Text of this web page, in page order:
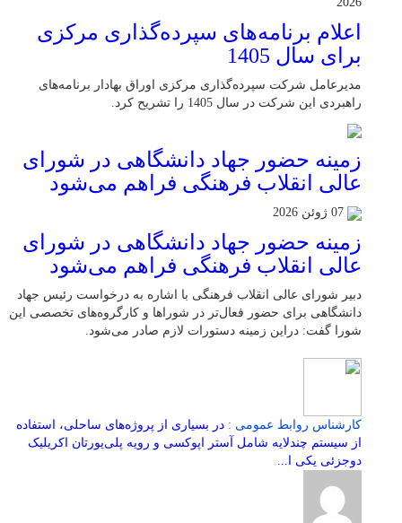
اعلام برنامه‌های سپرده‌گذاری مرکزی
برای سال 1405
مدیرعامل شرکت سپرده‌گذاری مرکزی اوراق بهادار برنامه‌های
راهبردی این شرکت در سال 1405 را تشریح کرد.
زمینه حضور جهاد دانشگاهی در شورای
عالی انقلاب فرهنگی فراهم می‌شود
07 ژوئن 2026
زمینه حضور جهاد دانشگاهی در شورای
عالی انقلاب فرهنگی فراهم می‌شود
دبیر شورای عالی انقلاب فرهنگی با اشاره به درخواست رئیس جهاد
دانشگاهی برای حضور فعال‌تر در شوراها و کارگروه‌های تخصصی این
شورا گفت: دراین زمینه دستورات لازم صادر می‌شود.
کارشناس روابط عمومی : در بسیاری از پروژه‌های ساحلی، استفاده
از سیستم چندلایه شامل آستر اپوکسی و رویه پلی‌یورتان اکریلیک
دوجزئی یکی ا...